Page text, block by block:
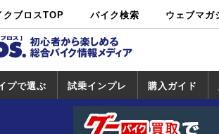
クブロスTOP バイク検索
中古バイ
ク・新車検
カタログ検
索
ショップ検
索
ウェブマガ
プで選ぶ 試乗インプレ
試乗インプレ
一覧
ホンダ
ヤマハ
スズキ
カワサキ
ハーレー
BMW
トライアンフ
ドゥカティ
購入ガイド
一覧